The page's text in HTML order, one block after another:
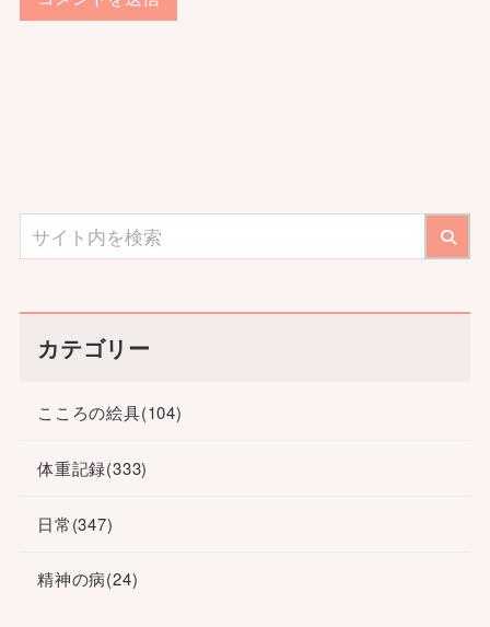
カテゴリー
こころの絵具(104)
体重記録(333)
日常(347)
精神の病(24)